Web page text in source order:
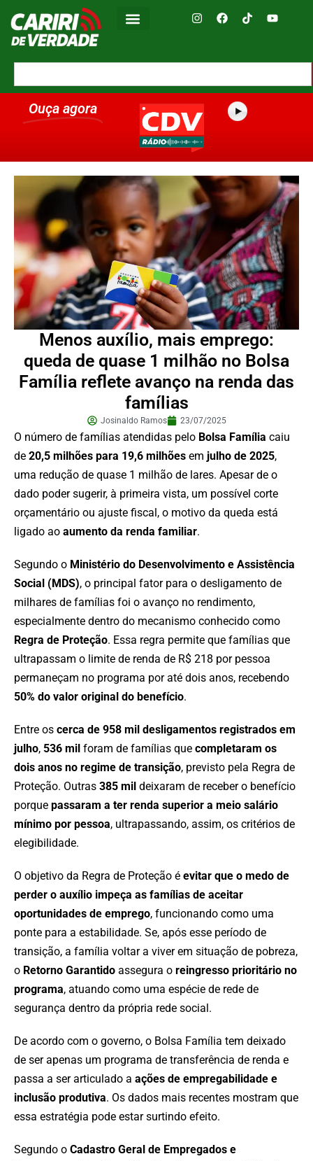
Ouça agora
Menos auxílio, mais emprego:
queda de quase 1 milhão no Bolsa
Família reflete avanço na renda das
famílias
Josinaldo Ramos 23/07/2025
O número de famílias atendidas pelo Bolsa Família caiu
de 20,5 milhões para 19,6 milhões em julho de 2025,
uma redução de quase 1 milhão de lares. Apesar de o
dado poder sugerir, à primeira vista, um possível corte
orçamentário ou ajuste fiscal, o motivo da queda está
ligado ao aumento da renda familiar.
Segundo o Ministério do Desenvolvimento e Assistência
Social (MDS), o principal fator para o desligamento de
milhares de famílias foi o avanço no rendimento,
especialmente dentro do mecanismo conhecido como
Regra de Proteção. Essa regra permite que famílias que
ultrapassam o limite de renda de R$ 218 por pessoa
permaneçam no programa por até dois anos, recebendo
50% do valor original do benefício.
Entre os cerca de 958 mil desligamentos registrados em
julho, 536 mil foram de famílias que completaram os
dois anos no regime de transição, previsto pela Regra de
Proteção. Outras 385 mil deixaram de receber o benefício
porque passaram a ter renda superior a meio salário
mínimo por pessoa, ultrapassando, assim, os critérios de
elegibilidade.
O objetivo da Regra de Proteção é evitar que o medo de
perder o auxílio impeça as famílias de aceitar
oportunidades de emprego, funcionando como uma
ponte para a estabilidade. Se, após esse período de
transição, a família voltar a viver em situação de pobreza,
o Retorno Garantido assegura o reingresso prioritário no
programa, atuando como uma espécie de rede de
segurança dentro da própria rede social.
De acordo com o governo, o Bolsa Família tem deixado
de ser apenas um programa de transferência de renda e
passa a ser articulado a ações de empregabilidade e
inclusão produtiva. Os dados mais recentes mostram que
essa estratégia pode estar surtindo efeito.
Segundo o Cadastro Geral de Empregados e